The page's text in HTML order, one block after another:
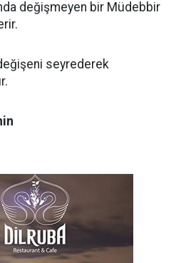
değişmeyen bir Müdebbir
seyrederek